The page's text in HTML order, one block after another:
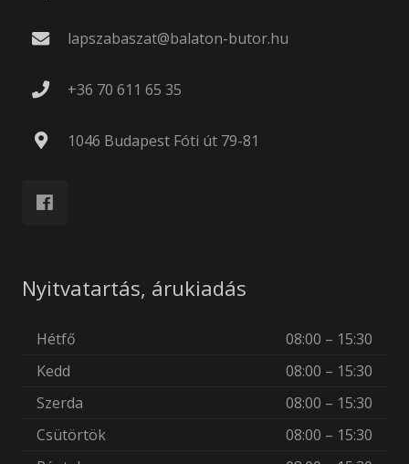
lapszabaszat@balaton-butor.hu
+36 70 611 65 35
1046 Budapest Fóti út 79-81
Nyitvatartás, árukiadás
Hétfő
08:00 – 15:30
Kedd
08:00 – 15:30
Szerda
08:00 – 15:30
Csütörtök
08:00 – 15:30